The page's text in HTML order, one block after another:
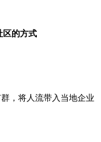
区的方式
，将人流带入当地企业